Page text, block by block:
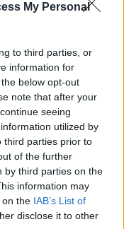
My Personal
to third parties, or
information for
below opt-out
note that after your
seeing
utilized by
third parties prior to
of the further
by third parties on the
information may
on the IAB’s List of
disclose it to other
do zwycięstwa i n...
gry trzy
zgarnia
Dębica.
Stali II
kolejne 3